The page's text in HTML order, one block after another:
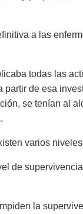
a las
todas las
de esa
se tenían al
varios
de
la